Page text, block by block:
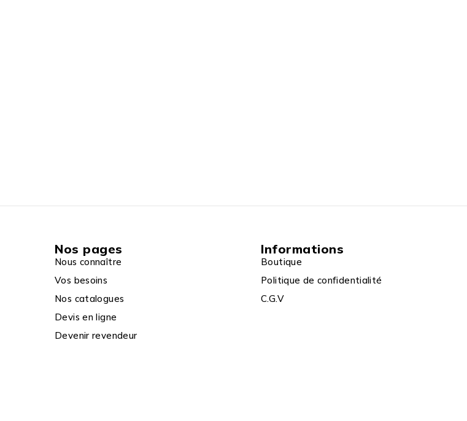
Nos pages
Nous connaître
Vos besoins
Nos catalogues
Devis en ligne
Devenir revendeur
Informations
Boutique
Politique de confidentialité
C.G.V